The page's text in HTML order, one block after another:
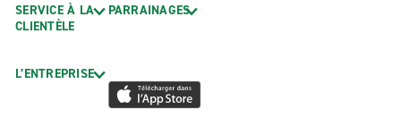
SERVICE À LA
CLIENTÈLE
L’ENTREPRISE
PARRAINAGES